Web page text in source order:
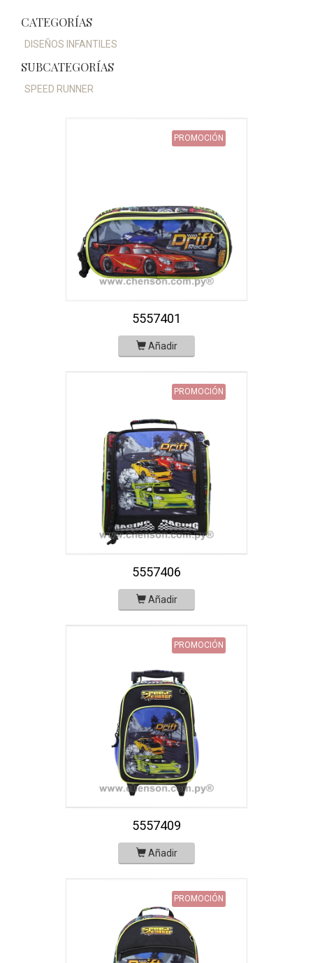
CATEGORÍAS
DISEÑOS INFANTILES
SUBCATEGORÍAS
SPEED RUNNER
PROMOCIÓN
5557401
Añadir
PROMOCIÓN
5557406
Añadir
PROMOCIÓN
5557409
Añadir
PROMOCIÓN